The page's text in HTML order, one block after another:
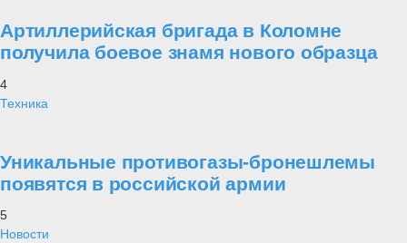
Артиллерийская бригада в Коломне
получила боевое знамя нового образца
4
Техника
Уникальные противогазы-бронешлемы
появятся в российской армии
5
Новости